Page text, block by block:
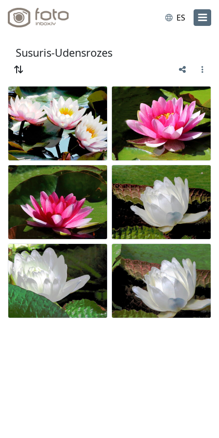
ES
Susuris-Udensrozes